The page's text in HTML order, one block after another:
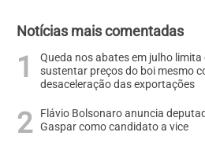
Notícias mais comentadas
Queda nos abates em julho
sustentar preços do boi mesmo
desaceleração das exportações
Flávio Bolsonaro anuncia
Gaspar como candidato a vice